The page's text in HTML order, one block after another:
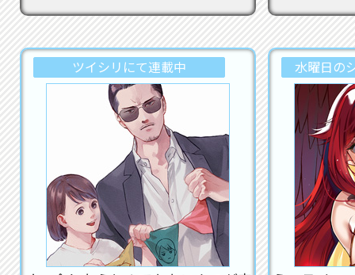
こ
に
女
庁
は
な
ら!!
た
『
の
ツイシリにて連載中 水曜日の